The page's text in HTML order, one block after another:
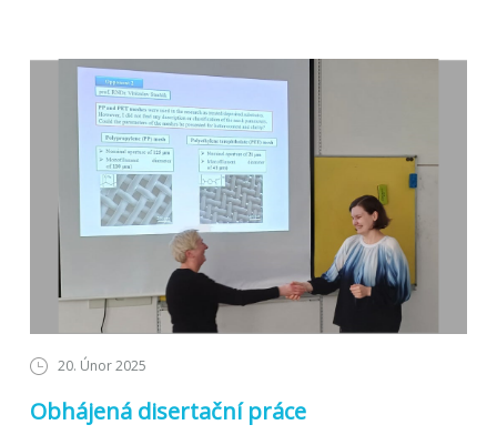
20. Únor 2025
Obhájená disertační práce